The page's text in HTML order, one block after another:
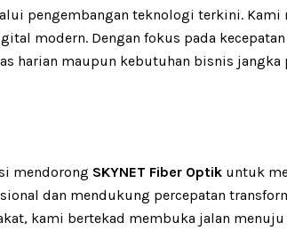
pengembangan teknologi terkini.
modern. Dengan fokus pada
harian maupun kebutuhan bisnis jangka
mendorong SKYNET Fiber Optik untuk
dan mendukung percepatan
kami bertekad membuka jalan